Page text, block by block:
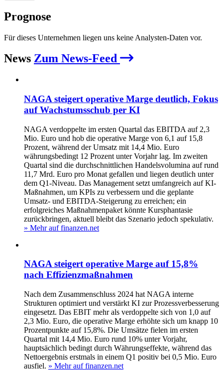
Prognose
Für dieses Unternehmen liegen uns keine Analysten-Daten vor.
News Zum News-Feed
NAGA steigert operative Marge deutlich, Fokus
auf Wachstumsschub per KI
NAGA verdoppelte im ersten Quartal das EBITDA auf 2,3
Mio. Euro und hob die operative Marge von 6,1 auf 15,8
Prozent, während der Umsatz mit 14,4 Mio. Euro
währungsbedingt 12 Prozent unter Vorjahr lag. Im zweiten
Quartal sind die durchschnittlichen Handelsvolumina auf rund
11,7 Mrd. Euro pro Monat gefallen und liegen deutlich unter
dem Q1-Niveau. Das Management setzt umfangreich auf KI-
Maßnahmen, um KPIs zu verbessern und die geplante
Umsatz- und EBITDA-Steigerung zu erreichen; ein
erfolgreiches Maßnahmenpaket könnte Kursphantasie
zurückbringen, aktuell bleibt das Szenario jedoch spekulativ.
» Mehr auf finanzen.net
NAGA steigert operative Marge auf 15,8%
nach Effizienzmaßnahmen
Nach dem Zusammenschluss 2024 hat NAGA interne
Strukturen optimiert und verstärkt KI zur Prozessverbesserung
eingesetzt. Das EBIT mehr als verdoppelte sich von 1,0 auf
2,3 Mio. Euro, die operative Marge erhöhte sich um knapp 10
Prozentpunkte auf 15,8%. Die Umsätze fielen im ersten
Quartal mit 14,4 Mio. Euro rund 10% unter Vorjahr,
hauptsächlich bedingt durch Währungseffekte, während das
Nettoergebnis erstmals in einem Q1 positiv bei 0,5 Mio. Euro
ausfiel. » Mehr auf finanzen.net